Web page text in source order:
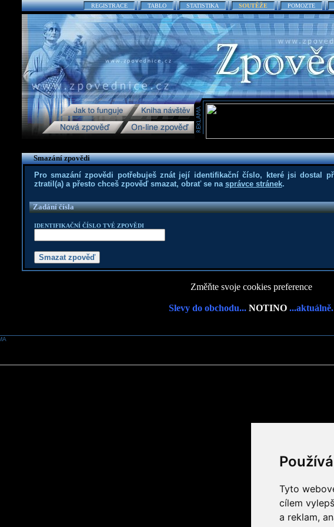
Tyto
cílem
a reklam,
REGISTRACE TABLO STATISTIKA SOUTĚŽE POMOZTE
Smazání zpovědi
Pro smazání zpovědi potřebuješ znát její identifikační číslo, které jsi dostal
ztratil(a) a přesto chceš zpověď smazat, obrať se na správce stránek.
Zadání čísla
IDENTIFIKAČNÍ ČÍSLO TVÉ ZPOVĚDI
Změňte svoje cookies preference
Slevy do obchodu... NOTINO ...aktuálně.